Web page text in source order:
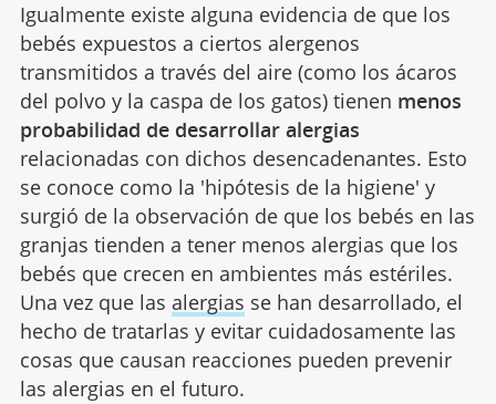
Igualmente existe alguna evidencia de que los
bebés expuestos a ciertos alergenos
transmitidos a través del aire (como los ácaros
del polvo y la caspa de los gatos) tienen menos
probabilidad de desarrollar alergias
relacionadas con dichos desencadenantes. Esto
se conoce como la 'hipótesis de la higiene' y
surgió de la observación de que los bebés en las
granjas tienden a tener menos alergias que los
bebés que crecen en ambientes más estériles.
Una vez que las alergias se han desarrollado, el
hecho de tratarlas y evitar cuidadosamente las
cosas que causan reacciones pueden prevenir
las alergias en el futuro.